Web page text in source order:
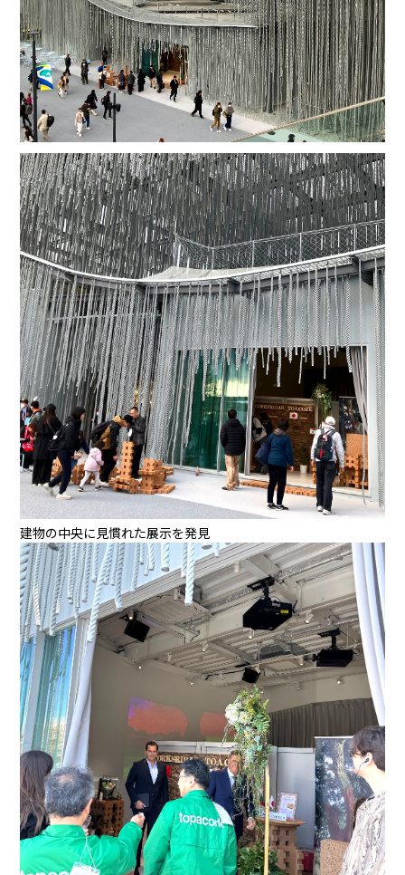
建物の中央に見慣れた展示を発見